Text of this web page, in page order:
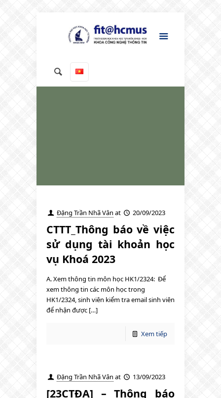
Đặng Trần Nhã Vân at 20/09/2023
CTTT_Thông báo về việc
sử dụng tài khoản học
vụ Khoá 2023
A. Xem thông tin môn học HK1/2324: Để
xem thông tin các môn học trong
HK1/2324, sinh viên kiểm tra email sinh viên
để nhận được […]
Xem tiếp
Đặng Trần Nhã Vân at 13/09/2023
[23CTĐA] – Thông báo